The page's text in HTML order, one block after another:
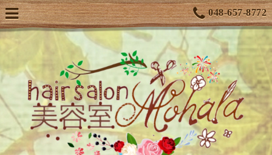
048-657-8772